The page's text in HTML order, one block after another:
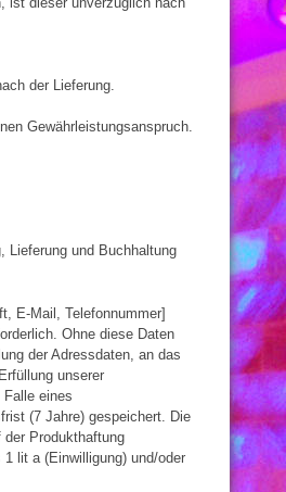
der Lieferung.
Gewährleistungsanspruch.
Lieferung und Buchhaltung
E-Mail, Telefonnummer]
Ohne diese Daten
der Adressdaten, an das
unserer
eines
(7 Jahre) gespeichert. Die
der Produkthaftung
lit a (Einwilligung) und/oder